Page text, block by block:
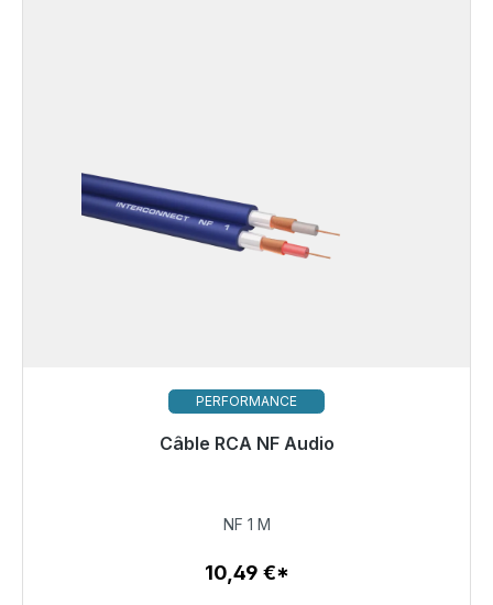
PERFORMANCE
Câble RCA NF Audio
Détails
NF 1 M
10,49 €*